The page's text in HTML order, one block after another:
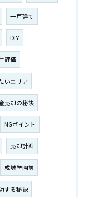
一戸建て
DIY
評価
いエリア
売却の秘訣
NGポイント
売却計画
成城学園前
する秘訣